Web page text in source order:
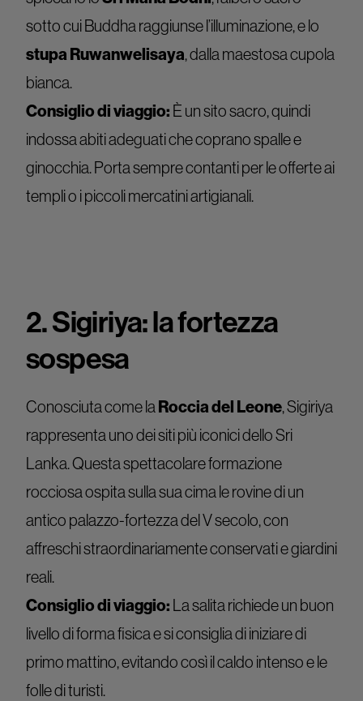
sotto cui Buddha raggiunse l’illuminazione, e lo
stupa Ruwanwelisaya, dalla maestosa cupola
bianca.
Consiglio di viaggio: È un sito sacro, quindi
indossa abiti adeguati che coprano spalle e
ginocchia. Porta sempre contanti per le offerte ai
templi o i piccoli mercatini artigianali.
2. Sigiriya: la fortezza
sospesa
Conosciuta come la Roccia del Leone, Sigiriya
rappresenta uno dei siti più iconici dello Sri
Lanka. Questa spettacolare formazione
rocciosa ospita sulla sua cima le rovine di un
antico palazzo-fortezza del V secolo, con
affreschi straordinariamente conservati e giardini
reali.
Consiglio di viaggio: La salita richiede un buon
livello di forma fisica e si consiglia di iniziare di
primo mattino, evitando così il caldo intenso e le
folle di turisti.